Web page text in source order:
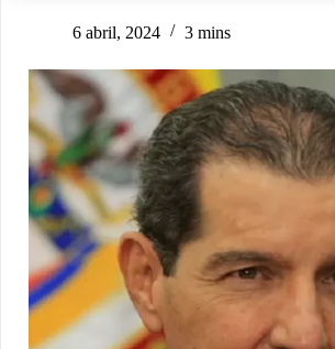
6 abril, 2024 3 mins